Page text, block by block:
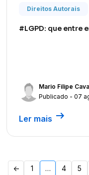
Direitos Autorais
#LGPD: que entre
Mario Filipe
Publicado - 07
Ler mais arrow_right_alt
Paginação
<- 1 … 4 5